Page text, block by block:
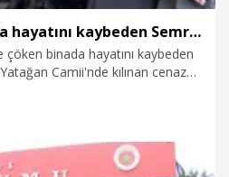
Fatih'te çöken binada hayatını kaybeden Semra Urunca son yolculuğuna uğurlandı
Camii'nde kılınan cenaze